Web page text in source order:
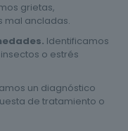
grietas,
mal ancladas.
Identificamos
o estrés
un diagnóstico
de tratamiento o